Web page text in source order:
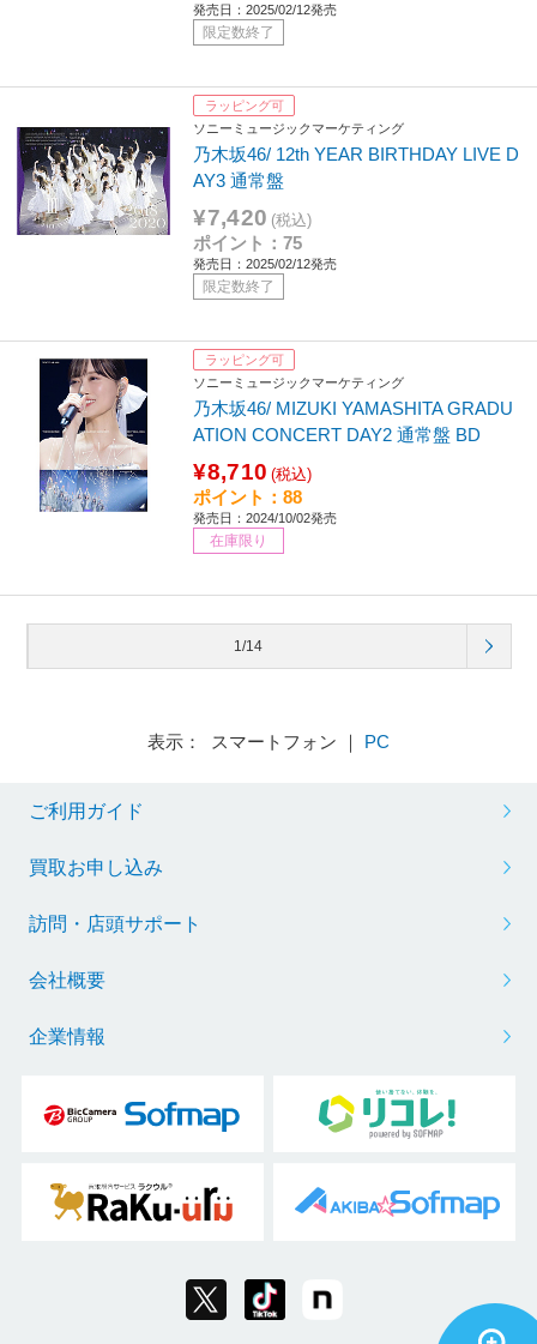
発売日：2025/02/12発売
限定数終了
ラッピング可
ソニーミュージックマーケティング
乃木坂46/ 12th YEAR BIRTHDAY LIVE D
AY3 通常盤
¥7,420 (税込)
ポイント：75
発売日：2025/02/12発売
限定数終了
ラッピング可
ソニーミュージックマーケティング
乃木坂46/ MIZUKI YAMASHITA GRADU
ATION CONCERT DAY2 通常盤 BD
¥8,710 (税込)
ポイント：88
発売日：2024/10/02発売
在庫限り
1/14
表示： スマートフォン ｜ PC
ご利用ガイド
買取お申し込み
訪問・店頭サポート
会社概要
企業情報